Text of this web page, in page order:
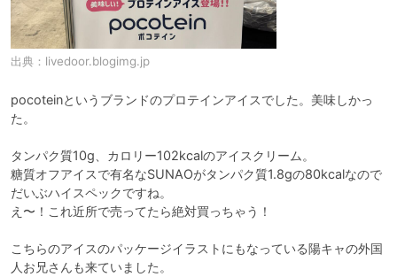
出典： livedoor.blogimg.jp
pocoteinというブランドのプロテインアイスでした。美味しかっ
た。
タンパク質10g、カロリー102kcalのアイスクリーム。
糖質オフアイスで有名なSUNAOがタンパク質1.8gの80kcalなので
だいぶハイスペックですね。
え〜！これ近所で売ってたら絶対買っちゃう！
こちらのアイスのパッケージイラストにもなっている陽キャの外国
人お兄さんも来ていました。